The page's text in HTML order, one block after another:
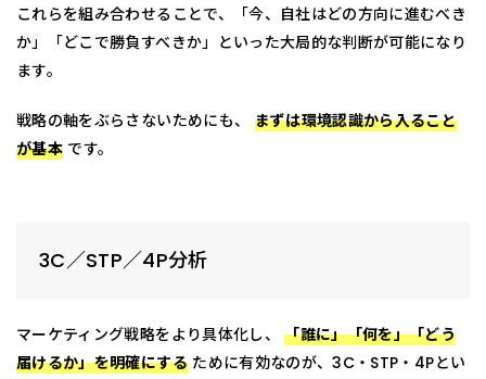
これらを組み合わせることで、「今、自社はどの方向に進むべき
か」「どこで勝負すべきか」といった大局的な判断が可能になり
ます。
戦略の軸をぶらさないためにも、 まずは環境認識から入ること
が基本 です。
3C／STP／4P分析
マーケティング戦略をより具体化し、「誰に」「何を」「どう
届けるか」を明確にするために有効なのが、3C・STP・4Pとい